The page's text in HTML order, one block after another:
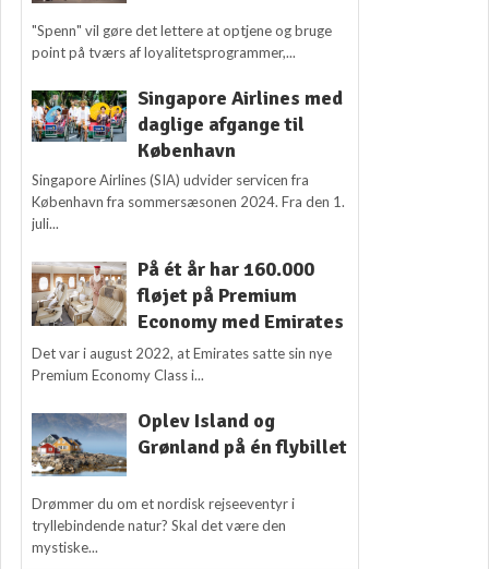
"Spenn" vil gøre det lettere at optjene og bruge
point på tværs af loyalitetsprogrammer,...
Singapore Airlines med
daglige afgange til
København
Singapore Airlines (SIA) udvider servicen fra
København fra sommersæsonen 2024. Fra den 1.
juli...
På ét år har 160.000
fløjet på Premium
Economy med Emirates
Det var i august 2022, at Emirates satte sin nye
Premium Economy Class i...
Oplev Island og
Grønland på én flybillet
Drømmer du om et nordisk rejseeventyr i
tryllebindende natur? Skal det være den
mystiske...